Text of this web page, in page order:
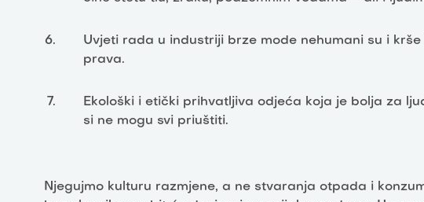
Uvjeti rada u industriji brze mode nehumani su i
prava.
Ekološki i etički prihvatljiva odjeća koja je bolja za
si ne mogu svi priuštiti.
Njegujmo kulturu razmjene, a ne stvaranja otpada i